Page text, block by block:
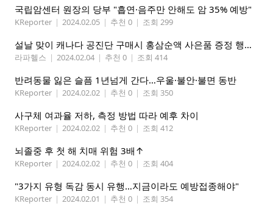
국립암센터 원장의 당부 "흡연·음주만 안해도 암 35% 예방"
KReporter | 2024.02.05 | 추천 0 | 조회 299
설날 맞이 캐나다 공진단 구매시 홍삼순액 사은품 증정 행사: 라파헬스(페더럴웨이 H-Mart내)
라파헬스 | 2024.02.04 | 추천 0 | 조회 414
반려동물 잃은 슬픔 1년넘게 간다…우울·불안·불면 동반
KReporter | 2024.02.02 | 추천 0 | 조회 350
사구체 여과율 저하, 측정 방법 따라 예후 차이
KReporter | 2024.02.02 | 추천 0 | 조회 412
뇌졸중 후 첫 해 치매 위험 3배↑
KReporter | 2024.02.02 | 추천 0 | 조회 404
"3가지 유형 독감 동시 유행…지금이라도 예방접종해야"
KReporter | 2024.02.01 | 추천 0 | 조회 354